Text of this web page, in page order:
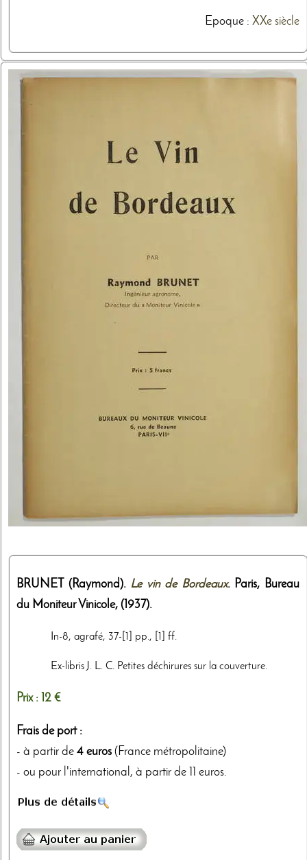
Epoque : XXe siècle
BRUNET (Raymond). Le vin de Bordeaux. Paris, Bureau
du Moniteur Vinicole, (1937).
In-8, agrafé, 37-[1] pp., [1] ff.
Ex-libris J. L. C. Petites déchirures sur la couverture.
Prix : 12 €
Frais de port :
- à partir de 4 euros (France métropolitaine)
- ou pour l'international, à partir de 11 euros.